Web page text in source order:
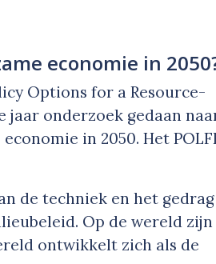
economie in
Options for a Resource-
jaar onderzoek gedaan
in 2050. Het
de techniek en het
Op de wereld zijn
ontwikkelt zich als de